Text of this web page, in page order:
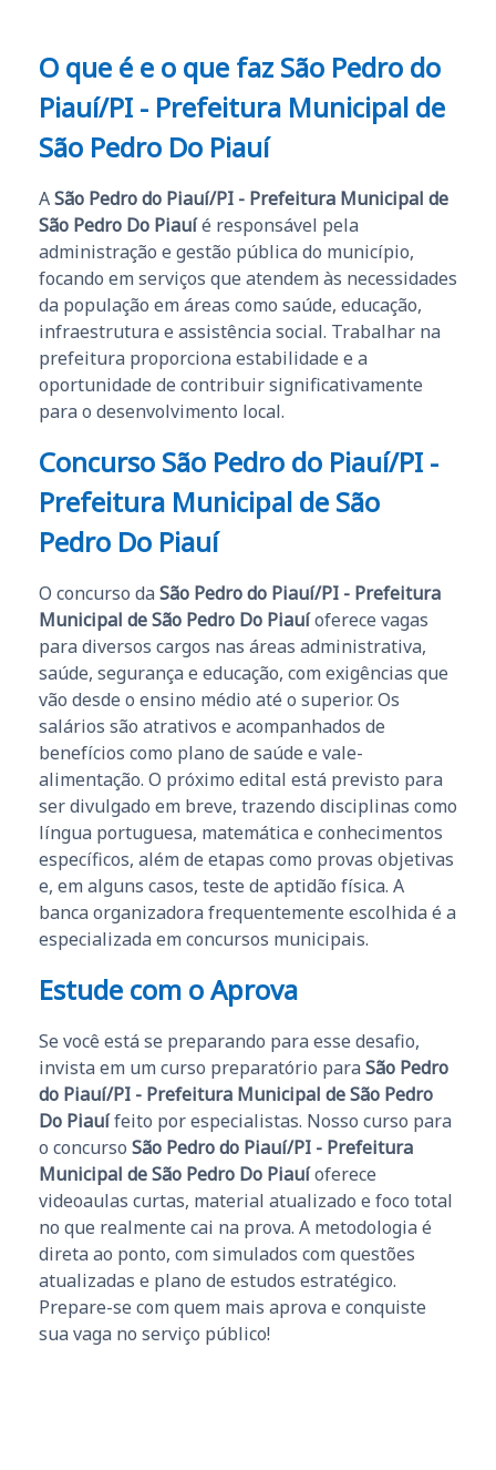
O que é e o que faz São Pedro do
Piauí/PI - Prefeitura Municipal de
São Pedro Do Piauí
ASão Pedro do Piauí/PI - Prefeitura Municipal de
São Pedro Do Piauíé responsável pela
administração e gestão pública do município,
focando em serviços que atendem às necessidades
da população em áreas como saúde, educação,
infraestrutura e assistência social. Trabalhar na
prefeitura proporciona estabilidade e a
oportunidade de contribuir significativamente
para o desenvolvimento local.
Concurso São Pedro do Piauí/PI -
Prefeitura Municipal de São
Pedro Do Piauí
O concurso da São Pedro do Piauí/PI - Prefeitura
Municipal de São Pedro Do Piauíoferece vagas
para diversos cargos nas áreas administrativa,
saúde, segurança e educação, com exigências que
vão desde o ensino médio até o superior. Os
salários são atrativos e acompanhados de
benefícios como plano de saúde e vale-
alimentação. O próximo edital está previsto para
ser divulgado em breve, trazendo disciplinas como
língua portuguesa, matemática e conhecimentos
específicos, além de etapas como provas objetivas
e, em alguns casos, teste de aptidão física. A
banca organizadora frequentemente escolhida é a
especializada em concursos municipais.
Estude com o Aprova
Se você está se preparando para esse desafio,
invista em um curso preparatório para São Pedro
do Piauí/PI - Prefeitura Municipal de São Pedro
Do Piauífeito por especialistas. Nosso curso para
o concurso São Pedro do Piauí/PI - Prefeitura
Municipal de São Pedro Do Piauíoferece
videoaulas curtas, material atualizado e foco total
no que realmente cai na prova. A metodologia é
direta ao ponto, com simulados com questões
atualizadas e plano de estudos estratégico.
Prepare-se com quem mais aprova e conquiste
sua vaga no serviço público!